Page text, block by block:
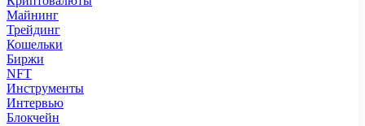
Майнинг
Трейдинг
Кошельки
Биржи
NFT
Инструменты
Интервью
Блокчейн